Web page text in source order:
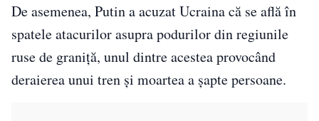
De asemenea, Putin a acuzat Ucraina că se află în
spatele atacurilor asupra podurilor din regiunile
ruse de graniță, unul dintre acestea provocând
deraierea unui tren și moartea a șapte persoane.